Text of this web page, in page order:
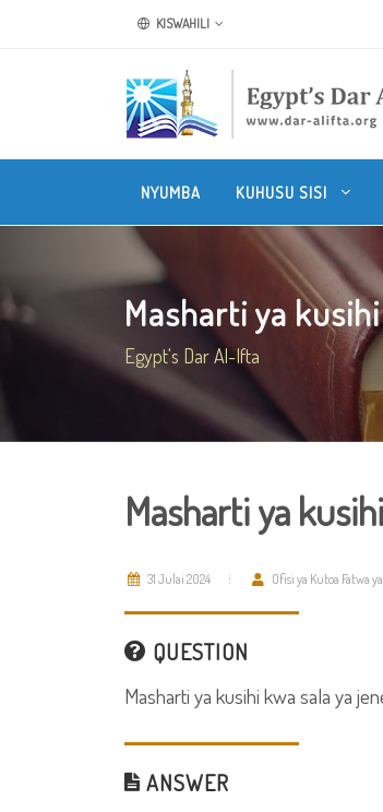
KISWAHILI
NYUMBA KUHUSU SISI
Masharti ya
Egypt's Dar Al-Ifta
Masharti ya
31 Julai 2024 Ofisi ya Kutoa Fatwa
QUESTION
Masharti ya kusihi kwa sala ya
ANSWER